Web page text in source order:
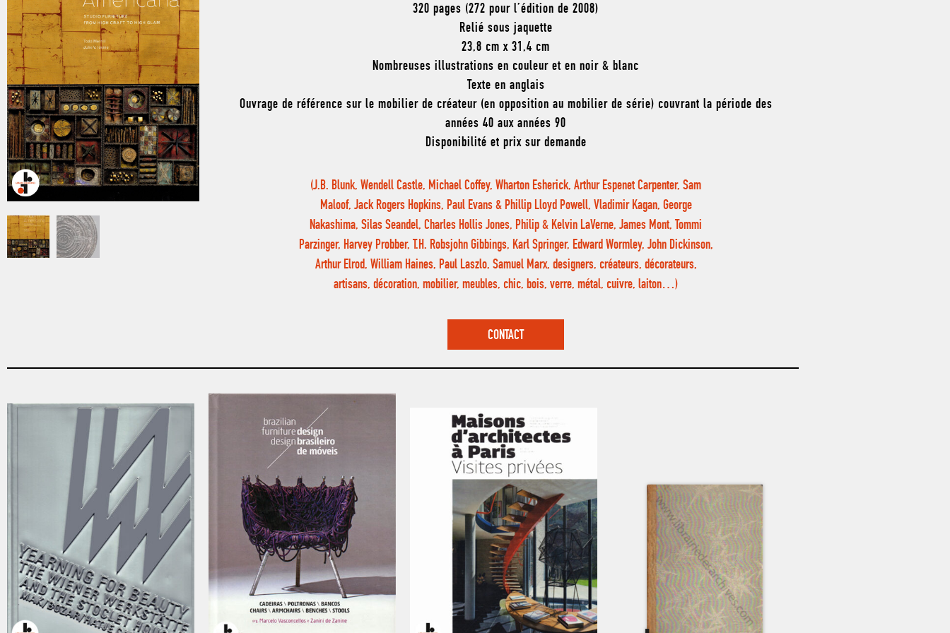
320 pages (272 pour l’édition de 2008)
Relié sous jaquette
23,8 cm x 31,4 cm
Nombreuses illustrations en couleur et en noir & blanc
Texte en anglais
Ouvrage de référence sur le mobilier de créateur (en opposition au mobilier de série) couvrant la période des
années 40 aux années 90
Disponibilité et prix sur demande
(J.B. Blunk, Wendell Castle, Michael Coffey, Wharton Esherick, Arthur Espenet Carpenter, Sam
Maloof, Jack Rogers Hopkins, Paul Evans & Phillip Lloyd Powell, Vladimir Kagan, George
Nakashima, Silas Seandel, Charles Hollis Jones, Philip & Kelvin LaVerne, James Mont, Tommi
Parzinger, Harvey Probber, T.H. Robsjohn Gibbings, Karl Springer, Edward Wormley, John Dickinson,
Arthur Elrod, William Haines, Paul Laszlo, Samuel Marx, designers, créateurs, décorateurs,
artisans, décoration, mobilier, meubles, chic, bois, verre, métal, cuivre, laiton…)
CONTACT